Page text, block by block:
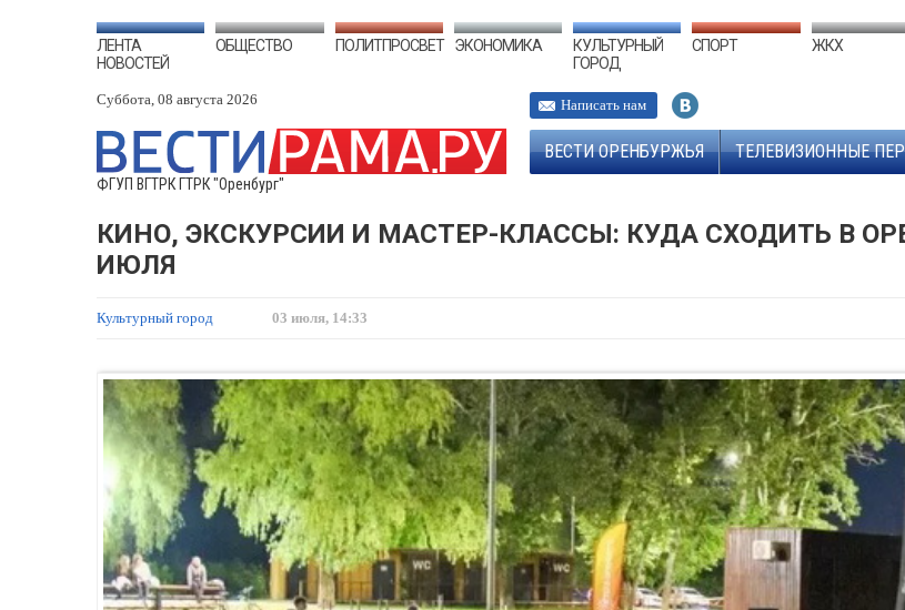
ЛЕНТА
НОВОСТЕЙ
ОБЩЕСТВО ПОЛИТПРОСВЕТ ЭКОНОМИКА
КУЛЬТУРНЫЙ
ГОРОД
СПОРТ ЖКХ
Суббота, 08 августа 2026
ФГУП ВГТРК ГТРК "Оренбург"
Написать нам
ВЕСТИ ОРЕНБУРЖЬЯ ТЕЛЕВИЗИОННЫЕ
КИНО, ЭКСКУРСИИ И МАСТЕР-КЛАССЫ: КУДА СХОДИТЬ В
ИЮЛЯ
Культурный город 03 июля, 14:33